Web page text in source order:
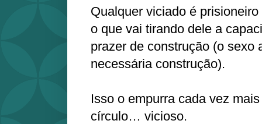
Qualquer viciado é
o que vai tirando dele a
prazer de construção (o sexo
necessária construção).
Isso o empurra cada vez
círculo… vicioso.